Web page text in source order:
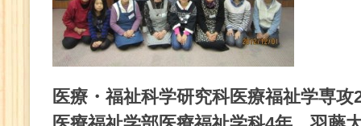
医療・福祉科学研究科医療福祉学専